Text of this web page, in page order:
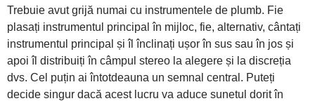
Trebuie avut grijă numai cu instrumentele de plumb. Fie
plasați instrumentul principal în mijloc, fie, alternativ, cântați
instrumentul principal și îl înclinați ușor în sus sau în jos și
apoi îl distribuiți în câmpul stereo la alegere și la discreția
dvs. Cel puțin ai întotdeauna un semnal central. Puteți
decide singur dacă acest lucru va aduce sunetul dorit în